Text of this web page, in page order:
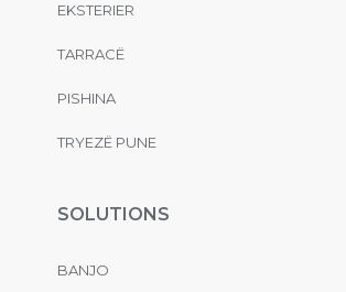
EKSTERIER
TARRACË
PISHINA
TRYEZË PUNE
SOLUTIONS
BANJO